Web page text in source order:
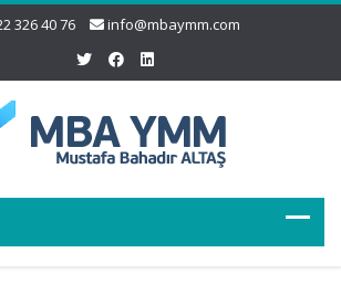
326 40 76 info@mbaymm.com